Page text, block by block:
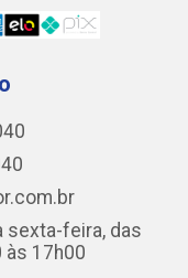
sexta-feira, das
às 17h00